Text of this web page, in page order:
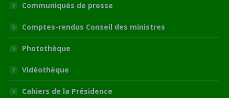
Communiqués de presse
Comptes-rendus Conseil des ministres
Photothèque
Vidéothèque
Cahiers de la Présidence